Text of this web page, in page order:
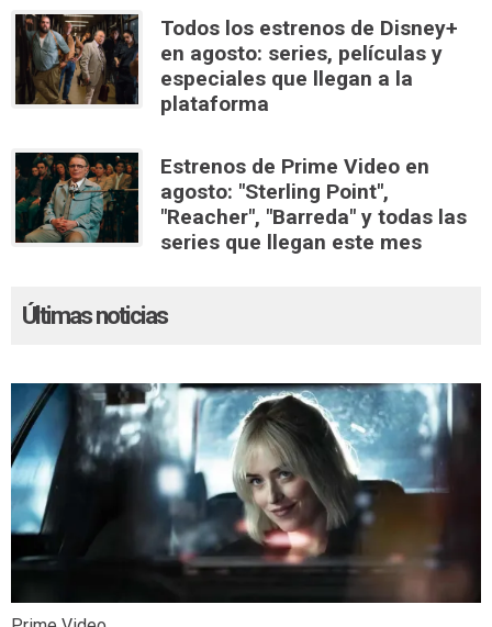
Todos los estrenos de Disney+
en agosto: series, películas y
especiales que llegan a la
plataforma
Estrenos de Prime Video en
agosto: "Sterling Point",
"Reacher", "Barreda" y todas las
series que llegan este mes
Últimas noticias